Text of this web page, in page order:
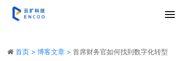
首页 > 博客文章 > 首席财务官如何找到数字化转型